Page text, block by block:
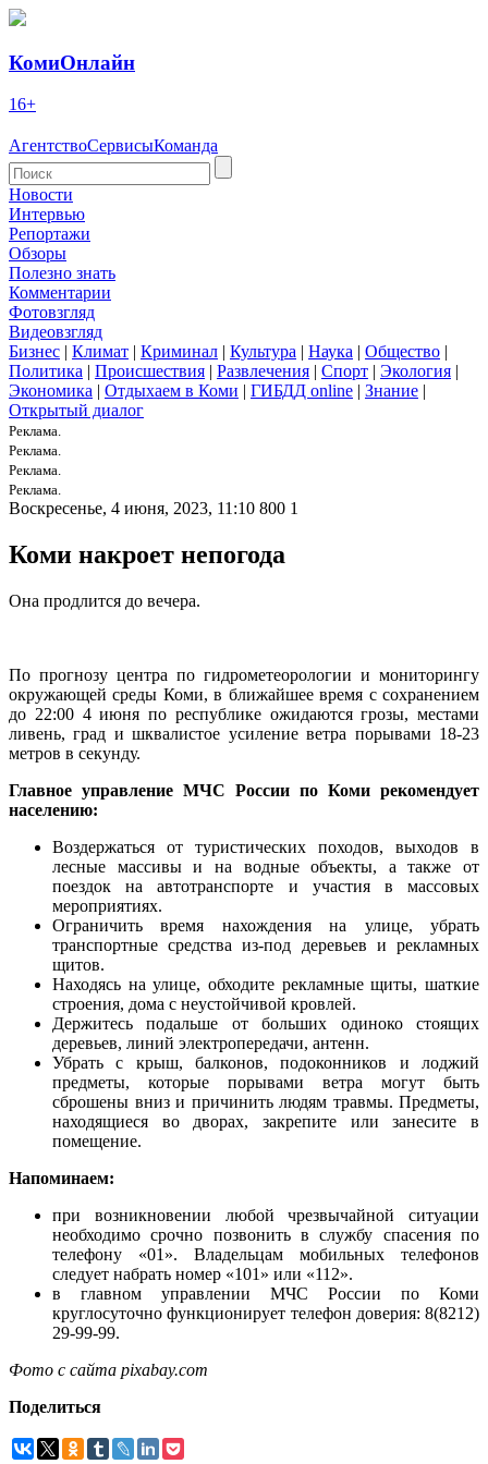
КомиОнлайн
16+
АгентствоСервисыКоманда
Новости
Интервью
Репортажи
Обзоры
Полезно знать
Комментарии
Фотовзгляд
Видеовзгляд
Бизнес | Климат | Криминал | Культура | Наука | Общество |
Политика | Происшествия | Развлечения | Спорт | Экология |
Экономика | Отдыхаем в Коми | ГИБДД online | Знание |
Открытый диалог
Реклама.
Реклама.
Реклама.
Реклама.
Воскресенье, 4 июня, 2023, 11:10 800 1
Коми накроет непогода
Она продлится до вечера.
По прогнозу центра по гидрометеорологии и мониторингу
окружающей среды Коми, в ближайшее время с сохранением
до 22:00 4 июня по республике ожидаются грозы, местами
ливень, град и шквалистое усиление ветра порывами 18-23
метров в секунду.
Главное управление МЧС России по Коми рекомендует
населению:
Воздержаться от туристических походов, выходов в
лесные массивы и на водные объекты, а также от
поездок на автотранспорте и участия в массовых
мероприятиях.
Ограничить время нахождения на улице, убрать
транспортные средства из-под деревьев и рекламных
щитов.
Находясь на улице, обходите рекламные щиты, шаткие
строения, дома с неустойчивой кровлей.
Держитесь подальше от больших одиноко стоящих
деревьев, линий электропередачи, антенн.
Убрать с крыш, балконов, подоконников и лоджий
предметы, которые порывами ветра могут быть
сброшены вниз и причинить людям травмы. Предметы,
находящиеся во дворах, закрепите или занесите в
помещение.
Напоминаем:
при возникновении любой чрезвычайной ситуации
необходимо срочно позвонить в службу спасения по
телефону «01». Владельцам мобильных телефонов
следует набрать номер «101» или «112».
в главном управлении МЧС России по Коми
круглосуточно функционирует телефон доверия: 8(8212)
29-99-99.
Фото с сайта pixabay.com
Поделиться